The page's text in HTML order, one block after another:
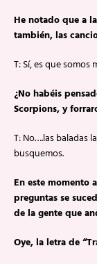
He notado que a
también, las
T: Sí, es que
¿No habéis
Scorpions, y
T: No….las baladas
busquemos.
En este momento
preguntas se
de la gente que
Oye, la letra de